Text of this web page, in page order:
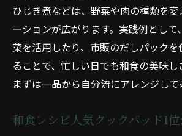
ひじき煮などは、野菜や肉の種類を
ーションが広がります。実践例とし
菜を活用したり、市販のだしパック
ることで、忙しい日でも和食の美味し
まずは一品から自分流にアレンジして
和食レシピ人気クックパッド1